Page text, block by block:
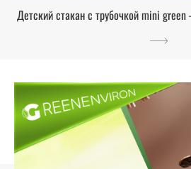
Детский стакан с трубочкой mini